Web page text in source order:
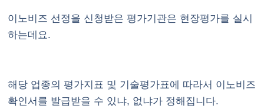
이노비즈 선정을 신청받은 평가기관은 현장평가를 실시
하는데요.
해당 업종의 평가지표 및 기술평가표에 따라서 이노비즈
확인서를 발급받을 수 있냐, 없냐가 정해집니다.